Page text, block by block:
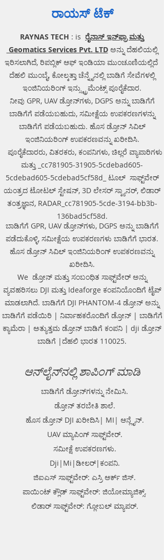
(Ground Penetrating Radar) Geo
scanning Survey Provider
Surface Utility Scanner |Locator,
Equipment. Instrument, GPR
Survey machine in Madhya
Pradesh, .Ground Penetrating
Radar Equipment. GPR Survey
companies in Gaya, Ground
Penetrating Radar, | RAYNAS |
TECH. GPR SUE Survey, Ground
Penetrating Radar Provider
Companies Survey,Underground
Utility Scanner Locator
Mapping.GPR(Ground Penetrating
Radar) Survey Provider . We
provide consolidated complete
solution to create detailed digital
mapping of underground utility
lines in GIS platform.This exercise
helps in detection of buried
utilities (pipes, cables, etc.) for
excavation planning and damage
avoidance. Ground Penetrating
Radar Provider Companies Survey,
Underground Utility Scanner
Locator Mapping. India
GPR(Ground Penetrating Radar)
Survey Provider. We provide
consolidated complete solution to
create detailed digital mapping of
underground utility lines in GIS
cables, etc.) for excavation planning
and damage avoidance.. We
provide consolidated complete
solution to create detailed digital
mapping of underground utility
lines in GIS platform.This exercise
helps in detection of buried
utilities (pipes, cables, etc.) for
excavation planning and damage
avoidance. Ground Penetrating
Radar Equipment for buying in
India.
ರಾಯಸ್ ಟೆಕ್
RAYNAS TECH : is ರೈನಾಸ್ ಇನ್‌ಫ್ರಾ ಮತ್ತು
Geomatics Services Pvt. LTDಅನ್ನು ದೆಹಲಿಯಲ್ಲಿ
ಇರಿಸಲಾಗಿದೆ, ರಿಪಬ್ಲಿಕ್ ಆಫ್ ಇಂಡಿಯಾ ಮುಂಚೂಣಿಯಲ್ಲಿದೆ
ದೆಹಲಿ ಮುಂಬೈ, ಕೋಲ್ಕತ್ತಾ ಚೆನ್ನೈನಲ್ಲಿ ಬಾಡಿಗೆ ಸೇವೆಗಳಲ್ಲಿ
ಇಂಜಿನಿಯರಿಂಗ್ ಇನ್ಸ್ಟ್ರುಮೆಂಟ್ಸ್ ಪೂರೈಕೆದಾರ.
ನೀವು GPR, UAV ಡ್ರೋನ್‌ಗಳು, DGPS ಅನ್ನು ಬಾಡಿಗೆಗೆ
ಬಾಡಿಗೆಗೆ ಪಡೆಯಬಹುದು, ಸಮೀಕ್ಷೆಯ ಉಪಕರಣಗಳನ್ನು
ಬಾಡಿಗೆಗೆ ಪಡೆಯಬಹುದು. ಹೊಸ ಡ್ರೋನ್ ಸಿವಿಲ್
ಇಂಜಿನಿಯರಿಂಗ್ ಉಪಕರಣವನ್ನು ಖರೀದಿಸಿ.
ಪೂರೈಕೆದಾರರು, ವಿತರಕರು, ಕಂಪನಿಗಳು, ಚಿಲ್ಲರೆ ವ್ಯಾಪಾರಿಗಳು
ಮತ್ತು _cc781905-31905-5cdebad605-
5cdebad605-5cdebad5cf58d_ ಟೂಲ್ ಸಾಫ್ಟ್‌ವೇರ್
ಯಂತ್ರದ ಟೋಟಲ್ ಸ್ಟೇಷನ್, 3D ಲೇಸರ್ ಸ್ಕ್ಯಾನರ್, ಲಿಡಾರ್
ತಂತ್ರಜ್ಞಾನ, RADAR_cc781905-5cde-3194-bb3b-
136bad5cf58d.
ಬಾಡಿಗೆಗೆ GPR, UAV ಡ್ರೋನ್‌ಗಳು, DGPS ಅನ್ನು ಬಾಡಿಗೆಗೆ
ಪಡೆದುಕೊಳ್ಳಿ, ಸಮೀಕ್ಷೆಯ ಉಪಕರಣಗಳು ಬಾಡಿಗೆಗೆ ಭಾರತ.
ಹೊಸ ಡ್ರೋನ್ ಸಿವಿಲ್ ಇಂಜಿನಿಯರಿಂಗ್ ಉಪಕರಣವನ್ನು
ಖರೀದಿಸಿ.
We ಡ್ರೋನ್ ಮತ್ತು ಸಂಬಂಧಿತ ಸಾಫ್ಟ್‌ವೇರ್ ಅನ್ನು
ವ್ಯವಹರಿಸಲು DJI ಮತ್ತು Ideaforge ಕಂಪನಿಯೊಂದಿಗೆ ಟೈಪ್
ಮಾಡಲಾಗಿದೆ. ಬಾಡಿಗೆಗೆ DJI PHANTOM-4 ಡ್ರೋನ್ ಅನ್ನು
ಬಾಡಿಗೆಗೆ ಪಡೆಯಿರಿ | ನಿರ್ವಾಹಕರೊಂದಿಗೆ ಡ್ರೋನ್ | ಬಾಡಿಗೆಗೆ
ಕ್ಯಾಮೆರಾ | ಅತ್ಯುತ್ತಮ ಡ್ರೋನ್ ಬಾಡಿಗೆ ಕಂಪನಿ | dji ಡ್ರೋನ್
ಬಾಡಿಗೆ |ದೆಹಲಿ ಭಾರತ 110025.
ಆನ್‌ಲೈನ್‌ನಲ್ಲಿ ಶಾಪಿಂಗ್ ಮಾಡಿ
ಬಾಡಿಗೆಗೆ ಡ್ರೋನ್‌ಗಳನ್ನು ನೇಮಿಸಿ.
ಡ್ರೋನ್ ತರಬೇತಿ ಶಾಲೆ.
ಹೊಸ ಡ್ರೋನ್ DJI ಖರೀದಿಸಿ| MI| ಆನ್ಲೈನ್.
UAV ಮ್ಯಾಪಿಂಗ್ ಸಾಫ್ಟ್‌ವೇರ್.
ಸಮೀಕ್ಷೆ ಉಪಕರಣಗಳು.
Dji|Mi|ಡೀಲರ್|ಕಂಪನಿ.
ಜಿಐಎಸ್ ಸಾಫ್ಟ್‌ವೇರ್: ಎಸ್ರಿ ಆರ್ಕ್ ಜಿಸ್.
ಪಾಯಿಂಟ್ ಕ್ಲೌಡ್ ಸಾಫ್ಟ್‌ವೇರ್: ಜಿಯೋಮ್ಯಾಜಿಕ್ಸ್.
ಲಿಡಾರ್ ಸಾಫ್ಟ್‌ವೇರ್: ಗ್ಲೋಬಲ್ ಮ್ಯಾಪರ್.